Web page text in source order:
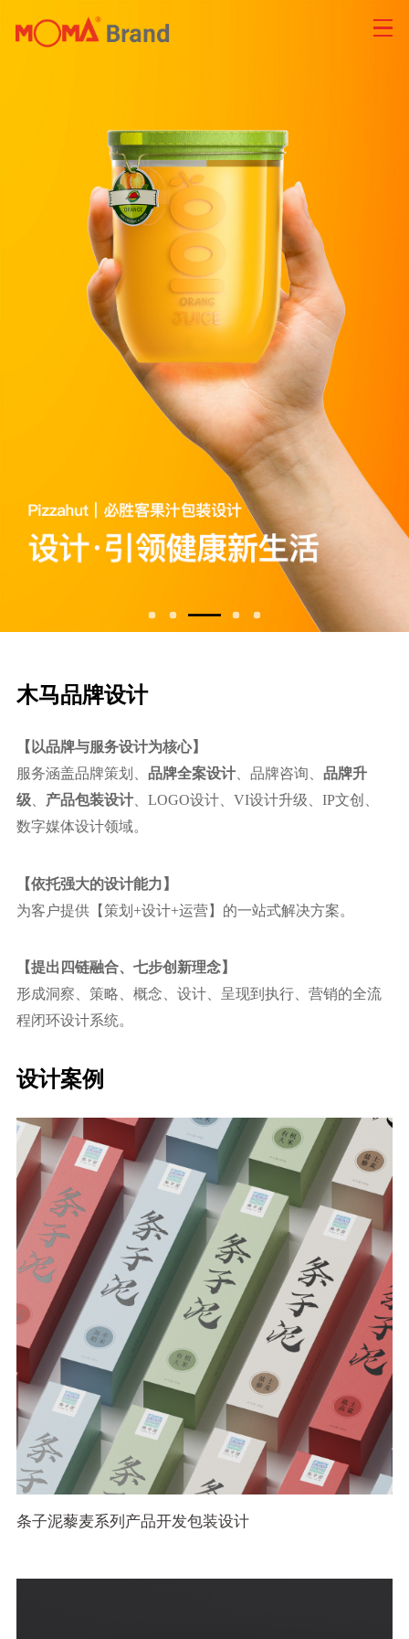
⽊⻢品牌设计
【以品牌与服务设计为核心】
服务涵盖品牌策划、 品牌全案设计、品牌咨询、 品牌升
级、 产品包装设计、LOGO设计、VI设计升级、IP文创、
数字媒体设计领域。
【依托强⼤的设计能力】
为客户提供【策划+设计+运营】的⼀站式解决方案。
【提出四链融合、七步创新理念】
形成洞察、策略、概念、设计、呈现到执⾏、营销的全流
程闭环设计系统。
设计案例
条子泥藜麦系列产品开发包装设计